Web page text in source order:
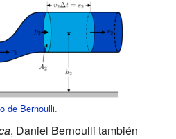
de Bernoulli.
, Daniel Bernoulli también